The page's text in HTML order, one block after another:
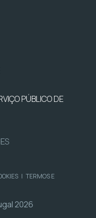
PÚBLICO DE
| TERMOS E
2026